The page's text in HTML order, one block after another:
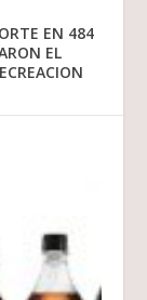
EN 484
EL